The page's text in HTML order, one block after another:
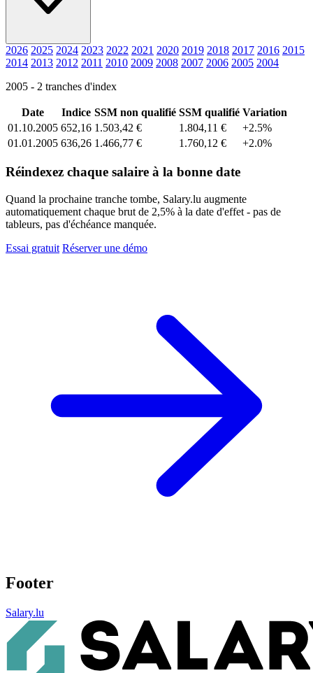
2026 2025 2024 2023 2022 2021 2020 2019 2018 2017 2016 2015
2014 2013 2012 2011 2010 2009 2008 2007 2006 2005 2004
2005 - 2 tranches d'index
Date Indice SSM non qualifié SSM qualifié Variation
01.10.2005 652,16 1.503,42 € 1.804,11 €
+2.5%
01.01.2005 636,26 1.466,77 € 1.760,12 € +2.0%
Réindexez chaque salaire à la bonne date
Quand la prochaine tranche tombe, Salary.lu augmente
automatiquement chaque brut de 2,5% à la date d'effet - pas de
tableurs, pas d'échéance manquée.
Essai gratuit Réserver une démo
Footer
Salary.lu